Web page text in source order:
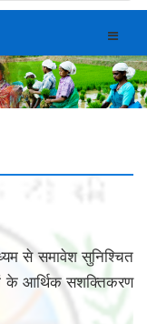
Toggle
से समावेश सुनिश्चित
के आर्थिक सशक्तिकरण